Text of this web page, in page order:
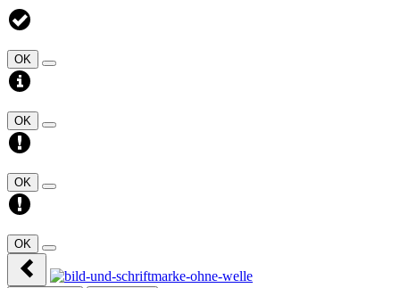
OK
OK
OK
OK